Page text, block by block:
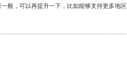
般，可以再提升一下，比如能够支持更多地区